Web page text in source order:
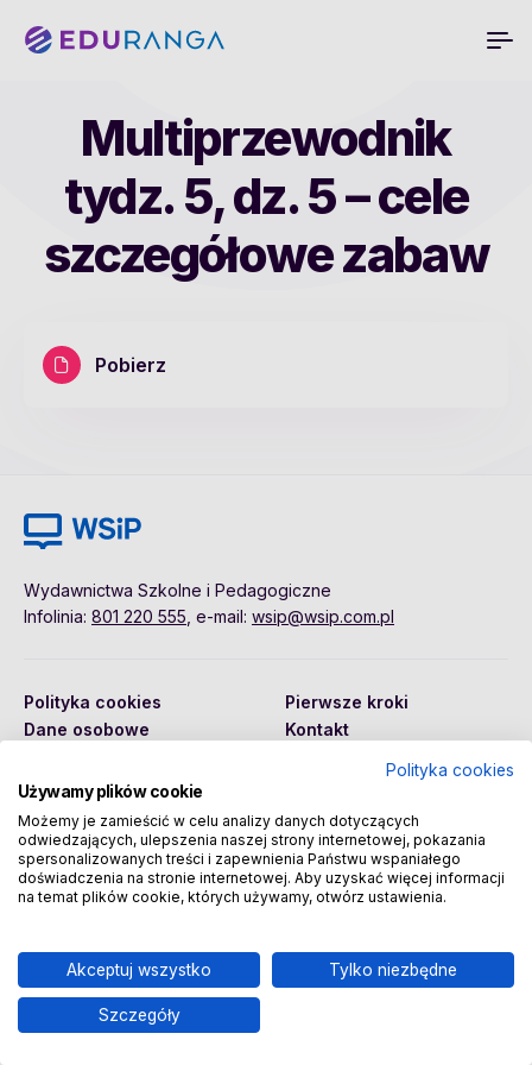
Multiprzewodnik
tydz. 5, dz. 5 – cele
szczegółowe zabaw
Pobierz
Wydawnictwa Szkolne i Pedagogiczne
Infolinia: 801 220 555 , e-mail: wsip@wsip.com.pl
Polityka cookies
Dane osobowe
Pierwsze kroki
Kontakt
Copyright © 2026 Wydawnictwa Szkolne i Pedagogiczne
Spółka Akcyjna
Polityka cookies
Używamy plików cookie
Możemy je zamieścić w celu analizy danych dotyczących
odwiedzających, ulepszenia naszej strony internetowej, pokazania
spersonalizowanych treści i zapewnienia Państwu wspaniałego
doświadczenia na stronie internetowej. Aby uzyskać więcej informacji
na temat plików cookie, których używamy, otwórz ustawienia.
Akceptuj wszystko Tylko niezbędne
Szczegóły